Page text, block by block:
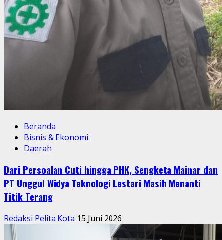
Beranda
Bisnis & Ekonomi
Daerah
Dari Persoalan Cuti hingga PHK, Sengketa Mainar dan
PT Unggul Widya Teknologi Lestari Masih Menanti
Titik Terang
Redaksi Pelita Kota 15 Juni 2026